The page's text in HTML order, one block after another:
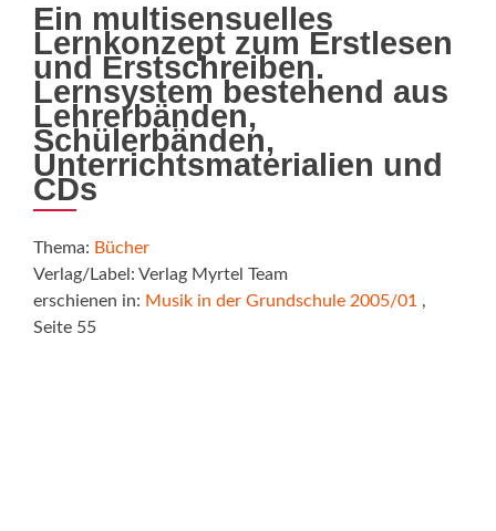
Ein multisensuelles
Lernkonzept zum Erstlesen
und Erstschreiben.
Lernsystem bestehend aus
Lehrerbänden,
Schülerbänden,
Unterrichtsmaterialien und
CDs
Thema: Bücher
Verlag/Label: Verlag Myrtel Team
erschienen in: Musik in der Grundschule 2005/01 ,
Seite 55